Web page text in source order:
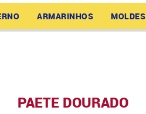
ARMARINHOS MOLDES
PAETE DOURADO